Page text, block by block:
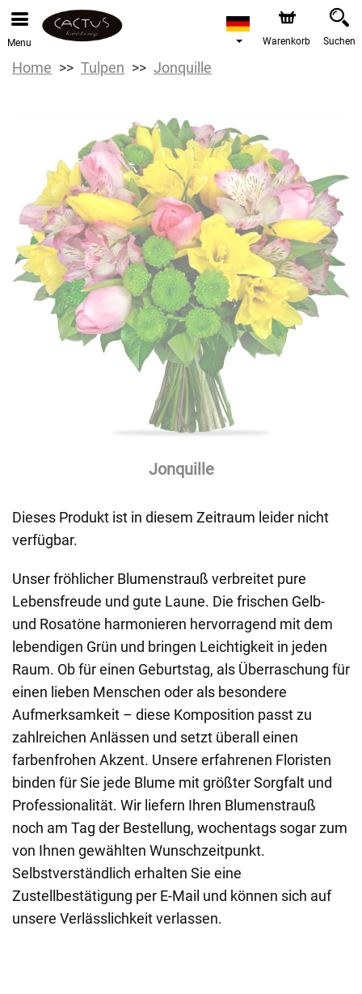
Menu Warenkorb Suchen
Home Tulpen Jonquille
Jonquille
Dieses Produkt ist in diesem Zeitraum leider nicht
verfügbar.
Unser fröhlicher Blumenstrauß verbreitet pure
Lebensfreude und gute Laune. Die frischen Gelb-
und Rosatöne harmonieren hervorragend mit dem
lebendigen Grün und bringen Leichtigkeit in jeden
Raum. Ob für einen Geburtstag, als Überraschung für
einen lieben Menschen oder als besondere
Aufmerksamkeit – diese Komposition passt zu
zahlreichen Anlässen und setzt überall einen
farbenfrohen Akzent. Unsere erfahrenen Floristen
binden für Sie jede Blume mit größter Sorgfalt und
Professionalität. Wir liefern Ihren Blumenstrauß
noch am Tag der Bestellung, wochentags sogar zum
von Ihnen gewählten Wunschzeitpunkt.
Selbstverständlich erhalten Sie eine
Zustellbestätigung per E-Mail und können sich auf
unsere Verlässlichkeit verlassen.